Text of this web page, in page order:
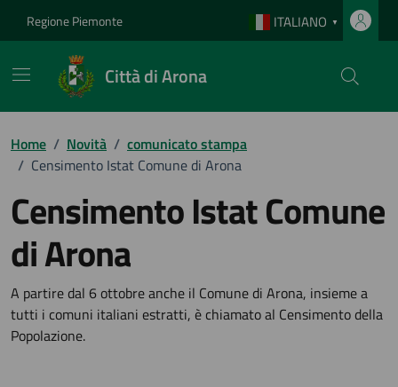
Regione Piemonte ITALIANO ▼
Città di Arona
Home / Novità / comunicato stampa
/ Censimento Istat Comune di Arona
Censimento Istat Comune
di Arona
Dettagli della notizia
A partire dal 6 ottobre anche il Comune di Arona, insieme a
tutti i comuni italiani estratti, è chiamato al Censimento della
Popolazione.